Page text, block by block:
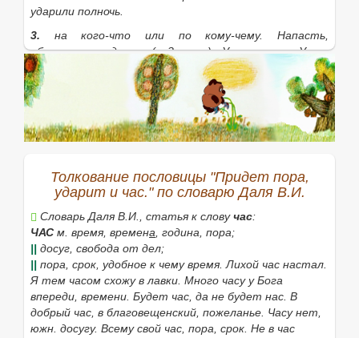
ударили полночь.
3.
на кого-что или по кому-чему.
Напасть,
обрушиться ударом (в 3знач.).У. на врага. У. по
переправе.
4.
перен., по кому-чему.Пресечь (что-н.
отрицательное, чьин. отрицательные действия).У.
по разгильдяям.
(вступить в штыковой бой).
(1 и 2 л. не
). Внезапно, с силой наступить,
начаться.Ударили морозы, заморозки. Ударила беда.
Ударил яркий луч света. Ударил залп, выстрел.
Ударил гром.
7. (1 и 2 л. неупотр.),во что.Подействовать на
кого-что-н.резко, сразу. Вино ударило в голову.
|несов. ударять, яю, яешь.
Толкование пословицы "Придет пора,
ударит и час." по словарю Даля В.И.
Словарь Даля В.И., статья к словучас:
ЧАС м. время, времена, година, пора;
|| досуг, свобода от дел;
|| пора, срок, удобное к чему время.Лихой час настал.
Я тем часом схожу в лавки. Много часу у Бога
впереди, времени. Будет час, да не будет нас. В
добрый час, в благовещенский, пожеланье. Часу нет,
южн. досугу. Всему свой час, пора, срок. Не в час